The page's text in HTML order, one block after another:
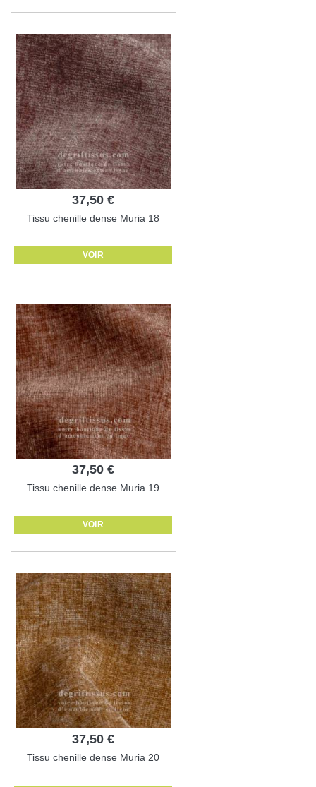
37,50 €
Tissu chenille dense Muria 18
VOIR
37,50 €
Tissu chenille dense Muria 19
VOIR
37,50 €
Tissu chenille dense Muria 20